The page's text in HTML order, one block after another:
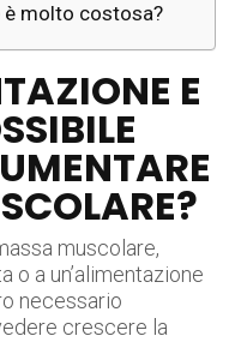
è molto costosa?
E
muscolare,
o a un’alimentazione
necessario
crescere la